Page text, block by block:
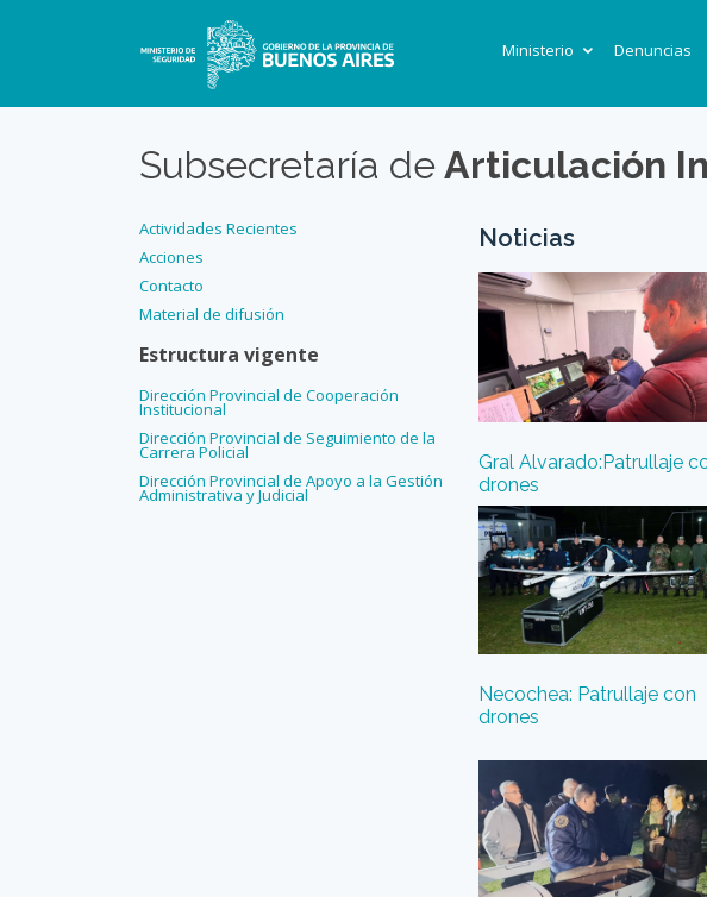
Ministerio Denuncias
Subsecretaría deArticulación
Actividades Recientes
Acciones
Contacto
Material de difusión
Estructura vigente
Dirección Provincial de Cooperación
Institucional
Dirección Provincial de Seguimiento de la
Carrera Policial
Dirección Provincial de Apoyo a la Gestión
Administrativa y Judicial
Noticias
Gral Alvarado:Patrullaje
drones
Necochea: Patrullaje con
drones